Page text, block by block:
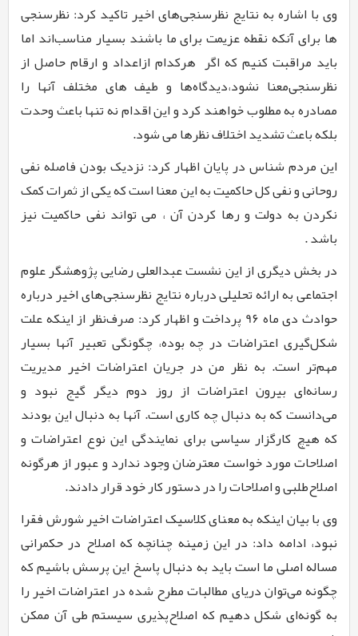
وی با اشاره به نتایج نظرسنجی‌های اخیر تاکید کرد: نظرسنجی‌
ها برای آنکه نقطه عزیمت برای ما باشند بسیار مناسب‌اند اما
باید مراقبت کنیم که اگر هرکدام ازاعداد و ارقام حاصل از
نظرسنجی‌معنا نشود،دیدگاه‌ها و طیف های مختلف آنها را
مصادره به مطلوب خواهند کرد و این اقدام نه تنها باعث وحدت
بلکه باعث تشدید اختلاف نظرها می شود.
این مردم شناس در پایان اظهار کرد: نزدیک بودن فاصله نفی
روحانی و نفی کل حاکمیت به این معنا است که یکی از ثمرات کمک
نکردن به دولت و رها کردن آن ، می تواند نفی حاکمیت نیز
باشد.
در بخش دیگری از این نشست عبدالعلی رضایی پژوهشگر علوم
اجتماعی به ارائه تحلیلی درباره نتایج نظرسنجی‌های اخیر درباره
حوادث دی ماه9۶ پرداخت و اظهار کرد: صرف‌نظر از اینکه علت
شکل‌گیری اعتراضات در چه بوده، چگونگی تعبیر آنها بسیار
مهم‌تر است. به نظر من در جریان اعتراضات اخیر مدیریت
رسانه‌ای بیرون اعتراضات از روز دوم دیگر گیج نبود و
می‌دانست که به دنبال چه کاری است. آنها به دنبال این بودند
که هیچ کارگزار سیاسی برای نمایندگی این نوع اعتراضات و
اصلاحات مورد خواست معترضان وجود ندارد و عبور از هرگونه
اصلاح‌طلبی و اصلاحات را در دستور کار خود قرار دادند.
وی با بیان اینکه به معنای کلاسیک اعتراضات اخیر شورش فقرا
نبود، ادامه داد: در این زمینه چنانچه که اصلاح در حکمرانی
مساله اصلی ما است باید به دنبال پاسخ این پرسش باشیم که
چگونه می‌توان دریای مطالبات مطرح شده در اعتراضات اخیر را
به گونه‌ای شکل دهیم که اصلاح‌پذیری سیستم طی آن ممکن